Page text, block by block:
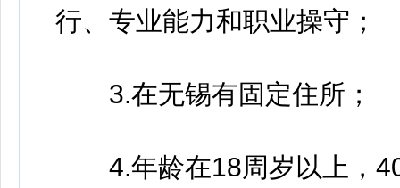
行、专业能力和职业操守；
3.在无锡有固定住所；
4.年龄在18周岁以上，40